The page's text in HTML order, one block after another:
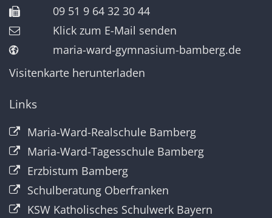
09 51 9 64 32 30 44
Klick zum E-Mail senden
maria-ward-gymnasium-bamberg.de
Visitenkarte herunterladen
Links
Maria-Ward-Realschule Bamberg
Maria-Ward-Tagesschule Bamberg
Erzbistum Bamberg
Schulberatung Oberfranken
KSW Katholisches Schulwerk Bayern